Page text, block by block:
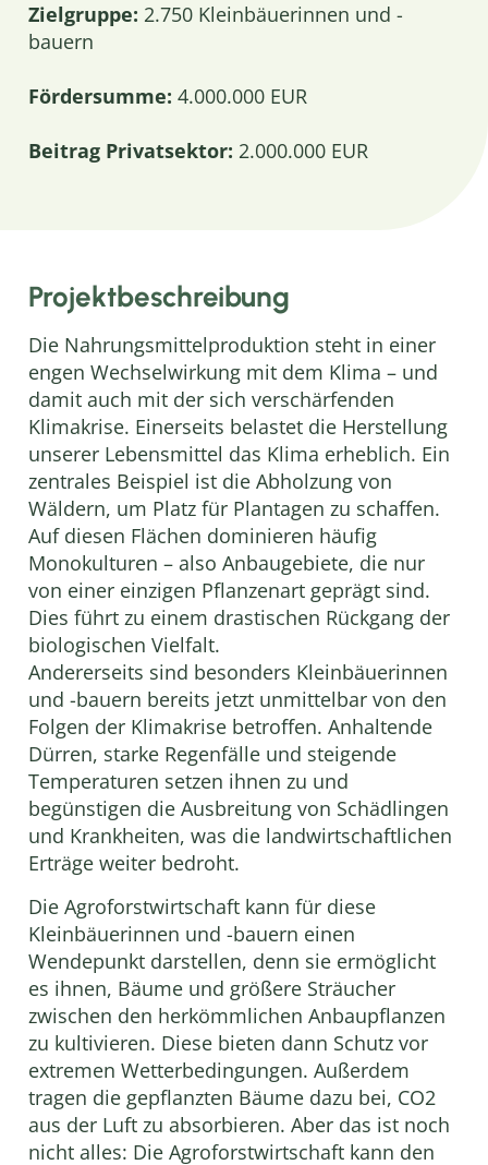
Zielgruppe: 2.750 Kleinbäuerinnen und -
bauern
Fördersumme: 4.000.000 EUR
Beitrag Privatsektor: 2.000.000 EUR
Projektbeschreibung
Die Nahrungsmittelproduktion steht in einer
engen Wechselwirkung mit dem Klima – und
damit auch mit der sich verschärfenden
Klimakrise. Einerseits belastet die Herstellung
unserer Lebensmittel das Klima erheblich. Ein
zentrales Beispiel ist die Abholzung von
Wäldern, um Platz für Plantagen zu schaffen.
Auf diesen Flächen dominieren häufig
Monokulturen – also Anbaugebiete, die nur
von einer einzigen Pflanzenart geprägt sind.
Dies führt zu einem drastischen Rückgang der
biologischen Vielfalt.
Andererseits sind besonders Kleinbäuerinnen
und -bauern bereits jetzt unmittelbar von den
Folgen der Klimakrise betroffen. Anhaltende
Dürren, starke Regenfälle und steigende
Temperaturen setzen ihnen zu und
begünstigen die Ausbreitung von Schädlingen
und Krankheiten, was die landwirtschaftlichen
Erträge weiter bedroht.
Die Agroforstwirtschaft kann für diese
Kleinbäuerinnen und -bauern einen
Wendepunkt darstellen, denn sie ermöglicht
es ihnen, Bäume und größere Sträucher
zwischen den herkömmlichen Anbaupflanzen
zu kultivieren. Diese bieten dann Schutz vor
extremen Wetterbedingungen. Außerdem
tragen die gepflanzten Bäume dazu bei, CO2
aus der Luft zu absorbieren. Aber das ist noch
nicht alles: Die Agroforstwirtschaft kann den